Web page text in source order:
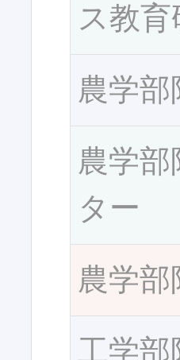
ス教
農学
農学
ター
農学
工学